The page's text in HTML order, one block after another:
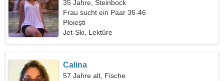
35 Jahre, Steinbock
Frau sucht ein Paar 36-46
Ploiești
Jet-Ski, Lektüre
Calina
57 Jahre alt, Fische